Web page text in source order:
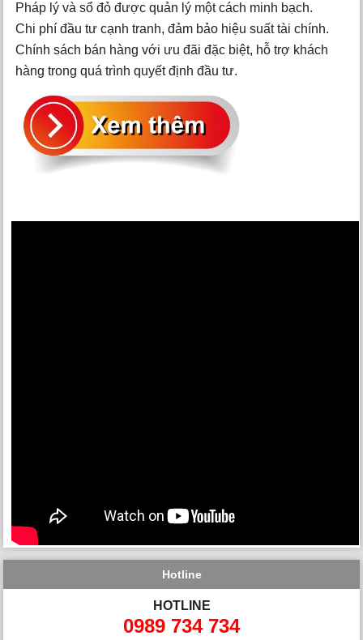
Pháp lý và sổ đỏ được quản lý một cách minh bạch.
Chi phí đầu tư cạnh tranh, đảm bảo hiệu suất tài chính.
Chính sách bán hàng với ưu đãi đặc biệt, hỗ trợ khách
hàng trong quá trình quyết định đầu tư.
Hotline
HOTLINE
0989 734 734